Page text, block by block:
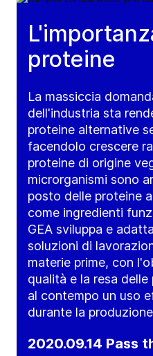
proteine
La massiccia
dell'industria sta
proteine alternative
facendolo crescere
proteine di origine
microrganismi sono
posto delle proteine
come ingredienti
GEA sviluppa e
soluzioni di
materie prime, con
qualità e la resa
al contempo un uso
durante la
2020.09.14 Pass